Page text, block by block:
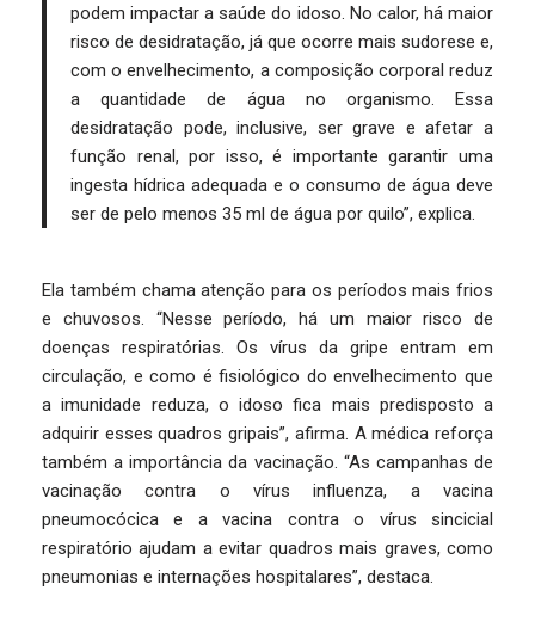
podem impactar a saúde do idoso. No calor, há maior
risco de desidratação, já que ocorre mais sudorese e,
com o envelhecimento, a composição corporal reduz
a quantidade de água no organismo. Essa
desidratação pode, inclusive, ser grave e afetar a
função renal, por isso, é importante garantir uma
ingesta hídrica adequada e o consumo de água deve
ser de pelo menos 35 ml de água por quilo”, explica.
Ela também chama atenção para os períodos mais frios
e chuvosos. “Nesse período, há um maior risco de
doenças respiratórias. Os vírus da gripe entram em
circulação, e como é fisiológico do envelhecimento que
a imunidade reduza, o idoso fica mais predisposto a
adquirir esses quadros gripais”, afirma. A médica reforça
também a importância da vacinação. “As campanhas de
vacinação contra o vírus influenza, a vacina
pneumocócica e a vacina contra o vírus sincicial
respiratório ajudam a evitar quadros mais graves, como
pneumonias e internações hospitalares”, destaca.